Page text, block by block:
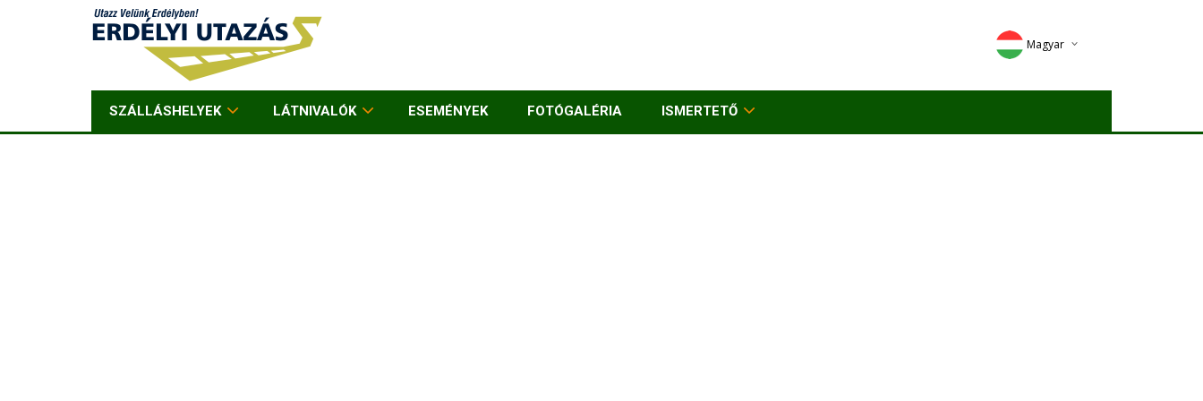
Magyar
Deutsch
SZÁLLÁSHELYEK LÁTNIVALÓK ESEMÉNYEK FOTÓGALÉRIA ISMERTETŐ